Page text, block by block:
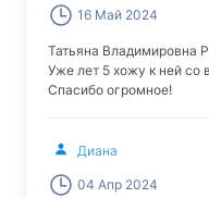
16 Май 2024
Татьяна Владимировна
Уже лет 5 хожу к ней со
Спасибо огромное!
Диана
04 Апр 2024